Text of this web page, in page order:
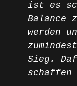
ist es
Balance
werden
Sieg.
schaffen